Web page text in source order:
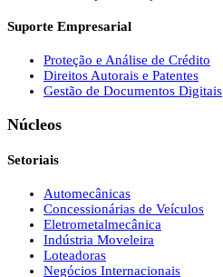
Suporte Empresarial
Proteção e Análise de Crédito
Direitos Autorais e Patentes
Gestão de Documentos Digitais
Núcleos
Setoriais
Automecânicas
Concessionárias de Veículos
Eletrometalmecânica
Indústria Moveleira
Loteadoras
Negócios Internacionais